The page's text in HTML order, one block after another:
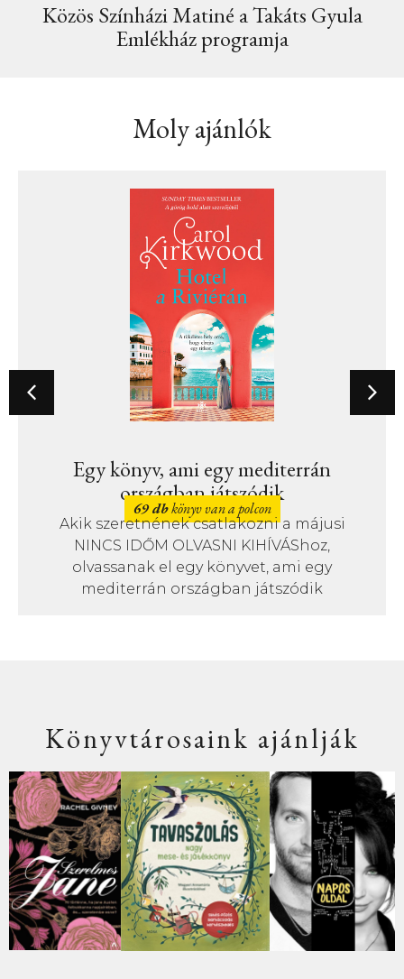
Közös Színházi Matiné a Takáts Gyula
Emlékház programja
Moly ajánlók
Egy könyv, ami egy mediterrán
országban játszódik
69 dbkönyv van a polcon
Akik szeretnének csatlakozni a májusi
NINCS IDŐM OLVASNI KIHÍVÁShoz,
olvassanak el egy könyvet, ami egy
mediterrán országban játszódik
Könyvtárosaink ajánlják